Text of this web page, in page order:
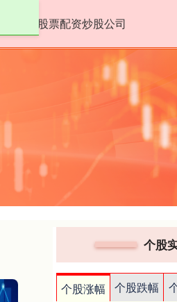
股票配资炒股公司
个股
个股涨幅 个股跌幅